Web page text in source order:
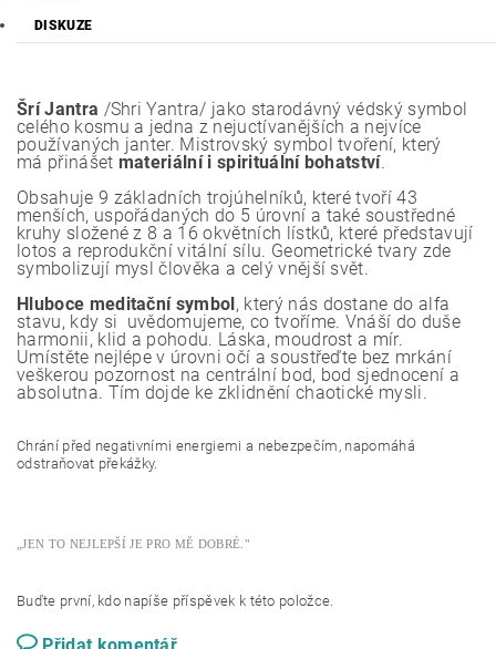
DISKUZE
Šrí Jantra /Shri Yantra/ jako starodávný védský symbol
celého kosmu a jedna z nejuctívanějších a nejvíce
používaných janter. Mistrovský symbol tvoření, který
má přinášet materiální i spirituální bohatství.
Obsahuje 9 základních trojúhelníků, které tvoří 43
menších, uspořádaných do 5 úrovní a také soustředné
kruhy složené z 8 a 16 okvětních lístků, které představují
lotos a reprodukční vitální sílu. Geometrické tvary zde
symbolizují mysl člověka a celý vnější svět.
Hluboce meditační symbol, který nás dostane do alfa
stavu, kdy si uvědomujeme, co tvoříme. Vnáší do duše
harmonii, klid a pohodu. Láska, moudrost a mír.
Umístěte nejlépe v úrovni očí a soustřeďte bez mrkání
veškerou pozornost na centrální bod, bod sjednocení a
absolutna. Tím dojde ke zklidnění chaotické mysli.
Chrání před negativními energiemi a nebezpečím, napomáhá
odstraňovat překážky.
„JEN TO NEJLEPŠÍ JE PRO MĚ DOBRÉ."
Buďte první, kdo napíše příspěvek k této položce.